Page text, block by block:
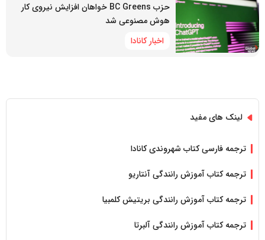
حزب BC Greens خواهان افزایش نیروی کار
هوش مصنوعی شد
اخبار کانادا
لینک های مفید
ترجمه فارسی کتاب شهروندی کانادا
ترجمه کتاب آموزش رانندگی آنتاریو
ترجمه کتاب آموزش رانندگی بریتیش کلمبیا
ترجمه کتاب آموزش رانندگی آلبرتا